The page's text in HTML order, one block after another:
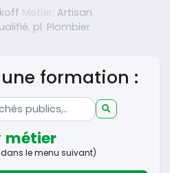
formation :
métier
le menu suivant)
Metier: Artisan,
, pl, Plombier